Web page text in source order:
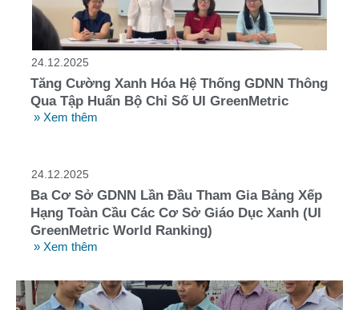
24.12.2025
Tăng Cường Xanh Hóa Hệ Thống GDNN Thông
Qua Tập Huấn Bộ Chỉ Số UI GreenMetric
» Xem thêm
24.12.2025
Ba Cơ Sở GDNN Lần Đầu Tham Gia Bảng Xếp
Hạng Toàn Cầu Các Cơ Sở Giáo Dục Xanh (UI
GreenMetric World Ranking)
» Xem thêm